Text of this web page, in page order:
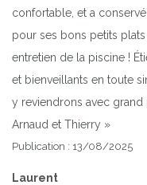
PISCINE
Previous
confortable, et a
pour ses bons petits
entretien de la piscine !
et bienveillants en toute
y reviendrons avec grand
Arnaud et Thierry »
Publication : 13/08/2025
Laurent